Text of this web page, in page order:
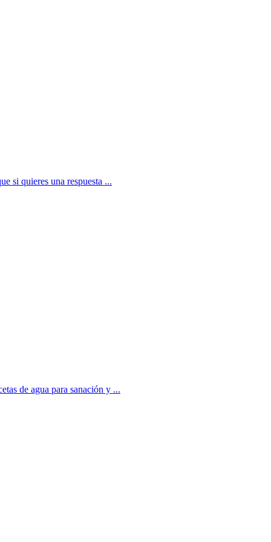
si quieres una respuesta ...
de agua para sanación y ...